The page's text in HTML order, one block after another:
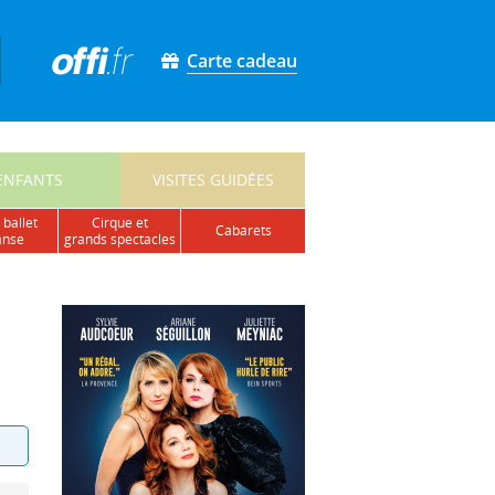
Carte cadeau
VISITES GUIDÉES
ballet
cirque et
grands spectacles
cabarets